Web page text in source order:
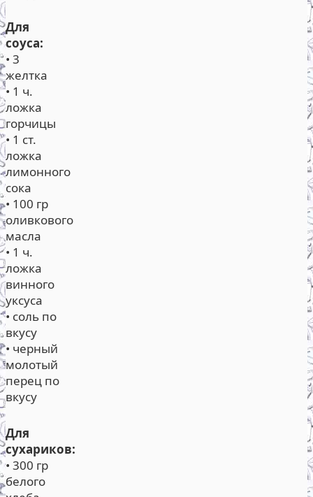
Для
соуса:
• 3
желтка
• 1 ч.
ложка
горчицы
• 1 ст.
ложка
лимонного
сока
• 100 гр
оливкового
масла
• 1 ч.
ложка
винного
уксуса
• соль по
вкусу
• черный
молотый
перец по
вкусу
Для
сухариков:
• 300 гр
белого